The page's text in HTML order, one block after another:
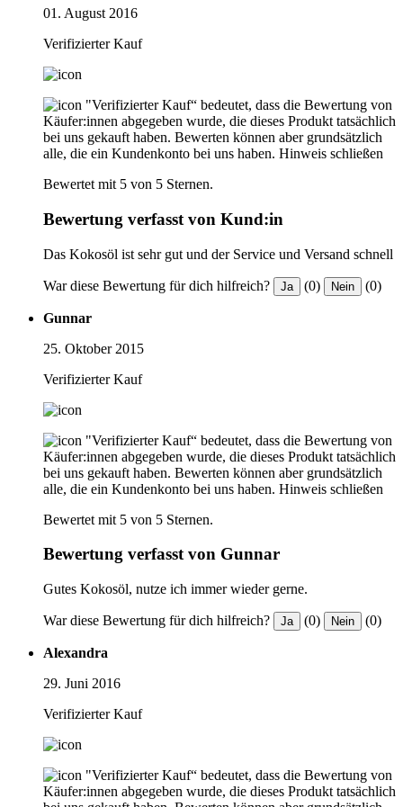
01. August 2016
Verifizierter Kauf
"Verifizierter Kauf“ bedeutet, dass die Bewertung von
Käufer:innen abgegeben wurde, die dieses Produkt tatsächlich
bei uns gekauft haben. Bewerten können aber grundsätzlich
alle, die ein Kundenkonto bei uns haben. Hinweis schließen
Bewertet mit 5 von 5 Sternen.
Bewertung verfasst von Kund:in
Das Kokosöl ist sehr gut und der Service und Versand schnell
War diese Bewertung für dich hilfreich? Ja (0) Nein (0)
Gunnar
25. Oktober 2015
Verifizierter Kauf
"Verifizierter Kauf“ bedeutet, dass die Bewertung von
Käufer:innen abgegeben wurde, die dieses Produkt tatsächlich
bei uns gekauft haben. Bewerten können aber grundsätzlich
alle, die ein Kundenkonto bei uns haben. Hinweis schließen
Bewertet mit 5 von 5 Sternen.
Bewertung verfasst von Gunnar
Gutes Kokosöl, nutze ich immer wieder gerne.
War diese Bewertung für dich hilfreich? Ja (0) Nein (0)
Alexandra
29. Juni 2016
Verifizierter Kauf
"Verifizierter Kauf“ bedeutet, dass die Bewertung von
Käufer:innen abgegeben wurde, die dieses Produkt tatsächlich